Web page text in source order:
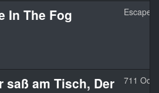
In The Fog Escape
saß am Tisch, Der 711